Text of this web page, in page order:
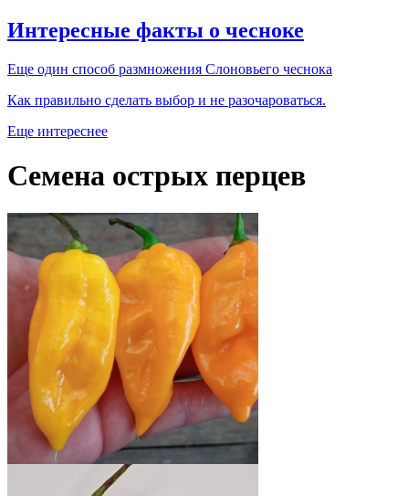
Интересные факты о чесноке
Еще один способ размножения Слоновьего чеснока
Как правильно сделать выбор и не разочароваться.
Еще интереснее
Семена острых перцев